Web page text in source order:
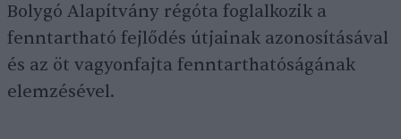
Bolygó Alapítvány régóta foglalkozik a
fenntartható fejlődés útjainak azonosításával
és az öt vagyonfajta fenntarthatóságának
elemzésével.